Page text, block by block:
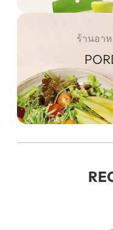
ร้านอา